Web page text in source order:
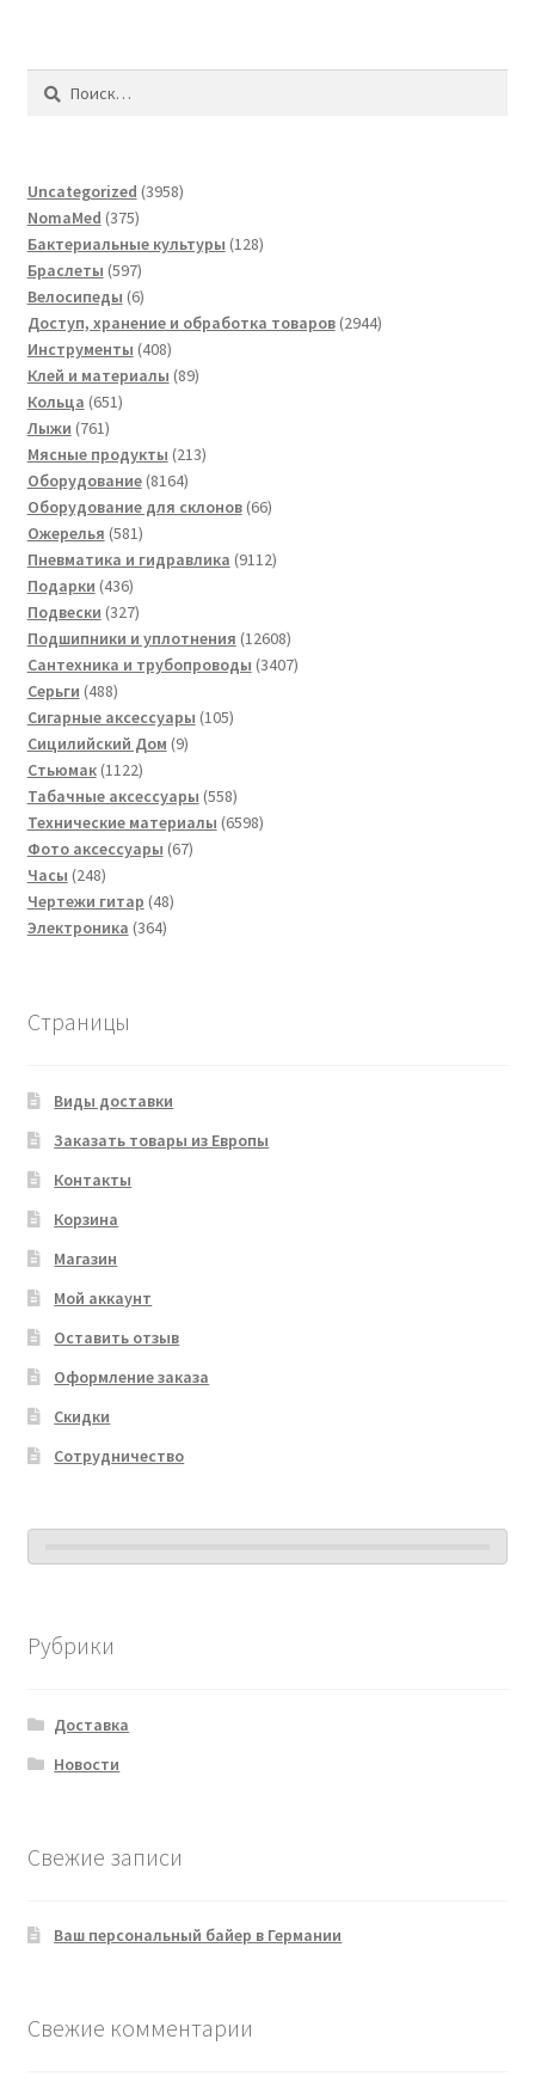
Найти:
Uncategorized 39583958
NomaMed 375375
товаров
Бактериальные культуры 128128
Браслеты 597597
товаров
Велосипеды 66
товаров
Доступ, хранение и обработка товаров 29442944
Инструменты 408408
товаров
Клей и материалы 8989
Кольца 651651
Лыжи 761761
товар
Мясные продукты 213213
Оборудование 81648164
товара
Оборудование для склонов 6666
Ожерелья 581581
товар
Пневматика и гидравлика 91129112
Подарки 436436
товаров
Подвески 327327
товаров
Подшипники и уплотнения 1260812608
товаров
Сантехника и трубопроводы 34073407
Серьги 488488
товаров
Сигарные аксессуары 105105
Сицилийский Дом 99
Стьюмак 11221122
товара
Табачные аксессуары 558558
товаров
Технические материалы 65986598
Фото аксессуары 6767
Часы 248248
товаров
Чертежи гитар 4848
Электроника 364364
Страницы
Виды доставки
Заказать товары из Европы
Контакты
Корзина
Магазин
Мой аккаунт
Оставить отзыв
Оформление заказа
Скидки
Сотрудничество
Рубрики
Доставка
Новости
Свежие записи
Ваш персональный байер в Германии
Свежие комментарии